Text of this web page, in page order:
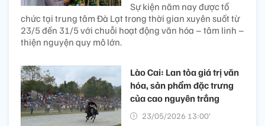
Sự kiện năm nay được tổ
chức tại trung tâm Đà Lạt trong thời gian xuyên suốt từ
23/5 đến 31/5 với chuỗi hoạt động văn hóa – tâm linh –
thiện nguyện quy mô lớn.
Lào Cai: Lan tỏa giá trị văn
hóa, sản phẩm đặc trưng
của cao nguyên trắng
23/05/2026 13:00’